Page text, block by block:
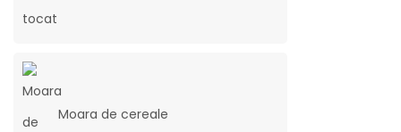
Moara de cereale